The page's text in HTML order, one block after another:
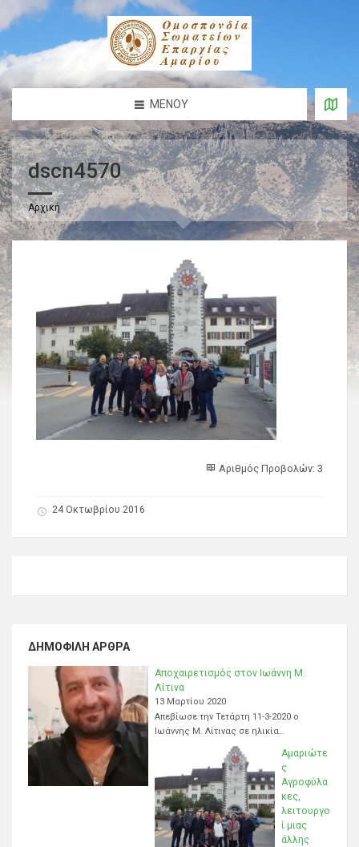
ΜΕΝΟΎ
dscn4570
Αρχική
Αριθμός Προβολών: 3
24 Οκτωβρίου 2016
ΔΗΜΟΦΙΛΉ ΆΡΘΡΑ
Αποχαιρετισμός στον Ιωάννη Μ.
Λίτινα
13 Μαρτίου 2020
Απεβίωσε την Τετάρτη 11-3-2020 ο
Ιωάννης Μ. Λίτινας σε ηλικία…
Αμαριώτε
ς
Αγροφύλα
κες,
λειτουργο
ί μιας
άλλης